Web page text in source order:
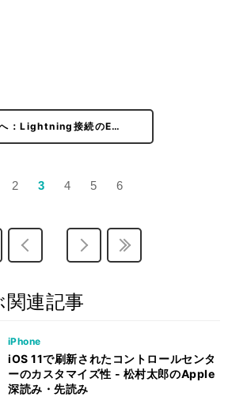
：Lightning接続のE…
2 3 4 5 6
連記事
iPhone
iOS 11で刷新されたコントロールセンタ
ーのカスタマイズ性 - 松村太郎のApple
深読み・先読み